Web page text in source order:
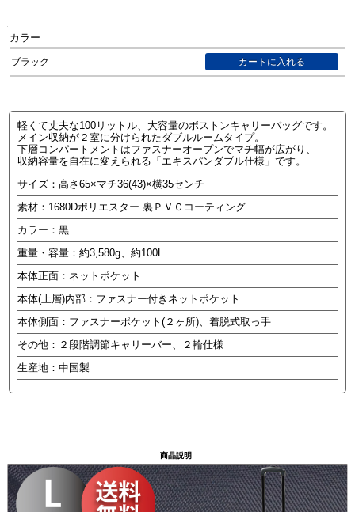
カラー
ブラック
軽くて丈夫な100リットル、大容量のボストンキャリーバッグです。
メイン収納が２室に分けられたダブルルームタイプ。
下層コンパートメントはファスナーオープンでマチ幅が広がり、
収納容量を自在に変えられる「エキスパンダブル仕様」です。
サイズ：高さ65×マチ36(43)×横35センチ
素材：1680Dポリエスター 裏ＰＶＣコーティング
カラー：黒
重量・容量：約3,580g、約100L
本体正面：ネットポケット
本体(上層)内部：ファスナー付きネットポケット
本体側面：ファスナーポケット(２ヶ所)、着脱式取っ手
その他：２段階調節キャリーバー、２輪仕様
生産地：中国製
商品説明